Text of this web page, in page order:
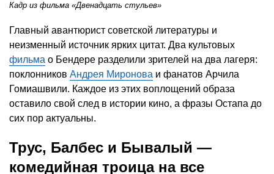
Кадр из фильма «Двенадцать стульев»
Главный авантюрист советской литературы и
неизменный источник ярких цитат. Два культовых
фильма о Бендере разделили зрителей на два лагеря:
поклонников Андрея Миронова и фанатов Арчила
Гомиашвили. Каждое из этих воплощений образа
оставило свой след в истории кино, а фразы Остапа до
сих пор актуальны.
Трус, Балбес и Бывалый —
комедийная троица на все